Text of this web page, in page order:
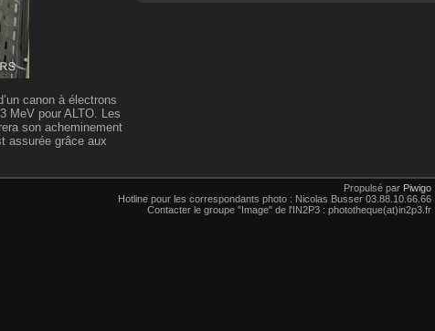
canon à électrons
MeV pour ALTO. Les
son acheminement
assurée grâce aux
Propulsé par Piwigo
Hotline pour les correspondants photo : Nicolas Busser 03.88.10.66.66
Contacter le groupe "Image" de l'IN2P3 : phototheque(at)in2p3.fr